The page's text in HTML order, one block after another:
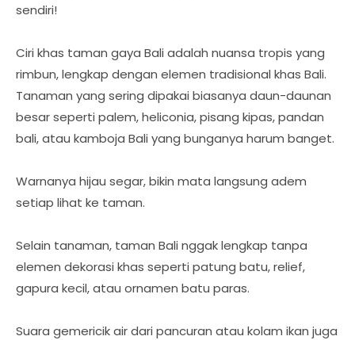
sendiri!
Ciri khas taman gaya Bali adalah nuansa tropis yang
rimbun, lengkap dengan elemen tradisional khas Bali.
Tanaman yang sering dipakai biasanya daun-daunan
besar seperti palem, heliconia, pisang kipas, pandan
bali, atau kamboja Bali yang bunganya harum banget.
Warnanya hijau segar, bikin mata langsung adem
setiap lihat ke taman.
Selain tanaman, taman Bali nggak lengkap tanpa
elemen dekorasi khas seperti patung batu, relief,
gapura kecil, atau ornamen batu paras.
Suara gemericik air dari pancuran atau kolam ikan juga